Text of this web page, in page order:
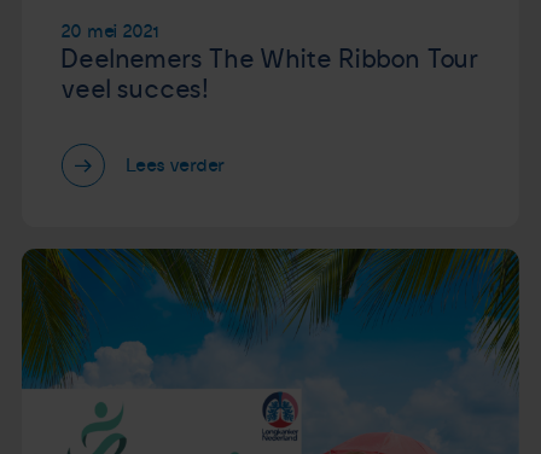
20 mei 2021
Deelnemers The White Ribbon Tour
veel succes!
Lees verder